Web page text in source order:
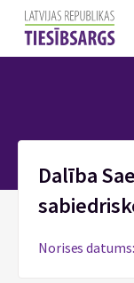
Dalība
Norises